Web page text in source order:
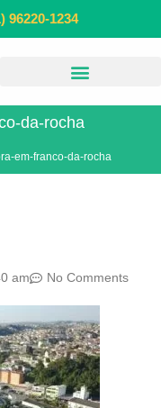
96220-1234
da-rocha
em-franco-da-rocha
am No Comments